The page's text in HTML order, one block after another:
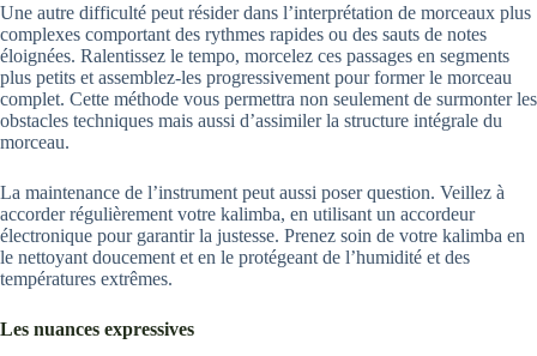
Une autre difficulté peut résider dans l’interprétation de morceaux plus
complexes comportant des rythmes rapides ou des sauts de notes
éloignées. Ralentissez le tempo, morcelez ces passages en segments
plus petits et assemblez-les progressivement pour former le morceau
complet. Cette méthode vous permettra non seulement de surmonter les
obstacles techniques mais aussi d’assimiler la structure intégrale du
morceau.
La maintenance de l’instrument peut aussi poser question. Veillez à
accorder régulièrement votre kalimba, en utilisant un accordeur
électronique pour garantir la justesse. Prenez soin de votre kalimba en
le nettoyant doucement et en le protégeant de l’humidité et des
températures extrêmes.
Les nuances expressives